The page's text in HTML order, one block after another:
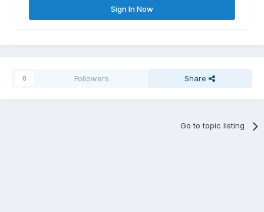
Sign In Now
Share
Followers
0
Go to topic listing